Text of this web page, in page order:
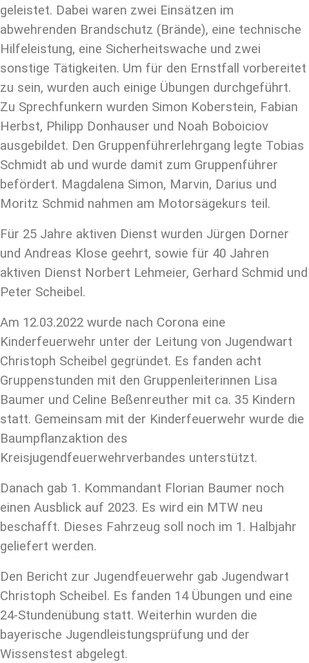
geleistet. Dabei waren zwei Einsätzen im
abwehrenden Brandschutz (Brände), eine technische
Hilfeleistung, eine Sicherheitswache und zwei
sonstige Tätigkeiten. Um für den Ernstfall vorbereitet
zu sein, wurden auch einige Übungen durchgeführt.
Zu Sprechfunkern wurden Simon Koberstein, Fabian
Herbst, Philipp Donhauser und Noah Boboiciov
ausgebildet. Den Gruppenführerlehrgang legte Tobias
Schmidt ab und wurde damit zum Gruppenführer
befördert. Magdalena Simon, Marvin, Darius und
Moritz Schmid nahmen am Motorsägekurs teil.
Für 25 Jahre aktiven Dienst wurden Jürgen Dorner
und Andreas Klose geehrt, sowie für 40 Jahren
aktiven Dienst Norbert Lehmeier, Gerhard Schmid und
Peter Scheibel.
Am 12.03.2022 wurde nach Corona eine
Kinderfeuerwehr unter der Leitung von Jugendwart
Christoph Scheibel gegründet. Es fanden acht
Gruppenstunden mit den Gruppenleiterinnen Lisa
Baumer und Celine Beßenreuther mit ca. 35 Kindern
statt. Gemeinsam mit der Kinderfeuerwehr wurde die
Baumpflanzaktion des
Kreisjugendfeuerwehrverbandes unterstützt.
Danach gab 1. Kommandant Florian Baumer noch
einen Ausblick auf 2023. Es wird ein MTW neu
beschafft. Dieses Fahrzeug soll noch im 1. Halbjahr
geliefert werden.
Den Bericht zur Jugendfeuerwehr gab Jugendwart
Christoph Scheibel. Es fanden 14 Übungen und eine
24-Stundenübung statt. Weiterhin wurden die
bayerische Jugendleistungsprüfung und der
Wissenstest abgelegt.